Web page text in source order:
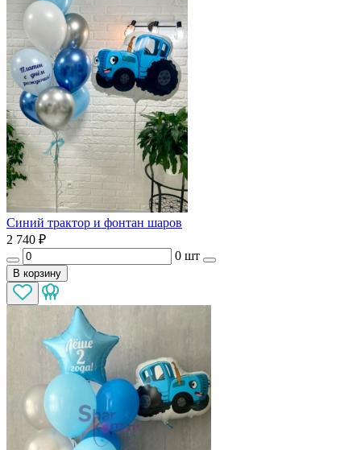
Синий трактор и фонтан шаров
2 740 ₽
0 шт
В корзину